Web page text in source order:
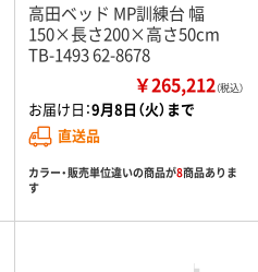
高田ベッド MP訓練台 幅
150×長さ200×高さ50cm
TB-1493 62-8678
￥265,212（税込）
お届け日：9月8日（火）まで
直送品
カラー・販売単位違いの商品が8商品ありま
す